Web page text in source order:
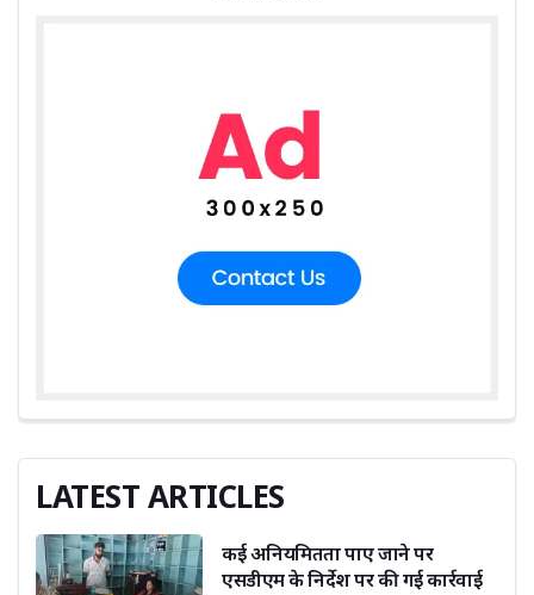
LATEST ARTICLES
कई अनियमितता पाए जाने पर
एसडीएम के निर्देश पर की गई कार्रवाई